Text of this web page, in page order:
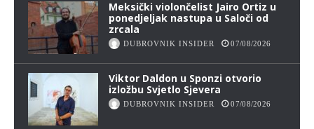
Meksički violončelist Jairo Ortiz u
ponedjeljak nastupa u Saloči od
zrcala
DUBROVNIK INSIDER 07/08/2026
Viktor Daldon u Sponzi otvorio
izložbu Svjetlo Sjevera
DUBROVNIK INSIDER 07/08/2026